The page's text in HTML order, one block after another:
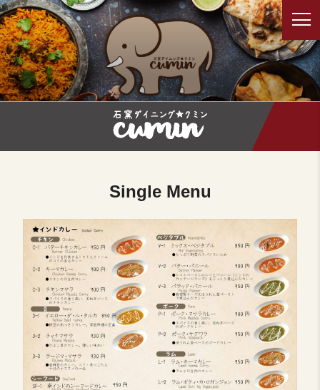
コ
ン
テ
ン
ツ
へ
石窯ダイニング クミン/デリーダラ
バー
鳥取でカレー料理を食べるならクミン。インド出身店長による本
格インドカレーを楽しめることができます。
Single Menu